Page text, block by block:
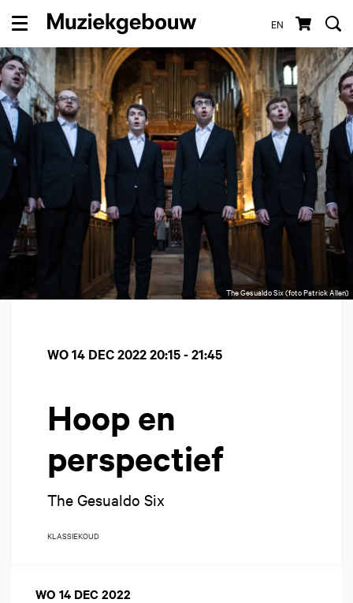
EN
Menu
The Gesualdo Six (foto Patrick Allen)
Hoop en
perspectief
The Gesualdo Six
WO 14 DEC 202220:15 - 21:45
KLASSIEKOUD
WO 14 DEC 2022